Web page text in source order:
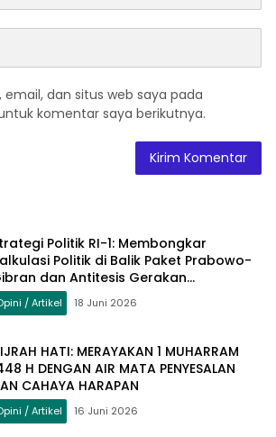
dan situs web saya pada
komentar saya berikutnya.
Politik RI-1: Membongkar
Politik di Balik Paket Prabowo-
dan Antitesis Gerakan
/ Artikel 18 Juni 2026
HATI: MERAYAKAN 1 MUHARRAM
H DENGAN AIR MATA PENYESALAN
CAHAYA HARAPAN
/ Artikel 16 Juni 2026